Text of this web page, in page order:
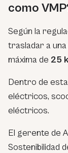
como
Según la
trasladar a
máxima de 25
Dentro de
eléctricos,
eléctricos.
El gerente de
Sostenibilidad